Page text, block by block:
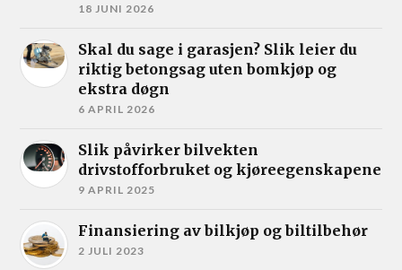
18 JUNI 2026
Skal du sage i garasjen? Slik leier du
riktig betongsag uten bomkjøp og
ekstra døgn
6 APRIL 2026
Slik påvirker bilvekten
drivstofforbruket og kjøreegenskapene
9 APRIL 2025
Finansiering av bilkjøp og biltilbehør
2 JULI 2023